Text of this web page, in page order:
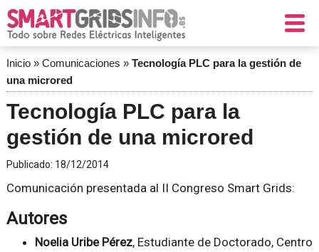
Inicio» Comunicaciones » Tecnología PLC para la gestión de
una microred
Tecnología PLC para la
gestión de una microred
Publicado: 18/12/2014
Comunicación presentada al II Congreso Smart Grids:
Autores
Noelia Uribe Pérez, Estudiante de Doctorado, Centro